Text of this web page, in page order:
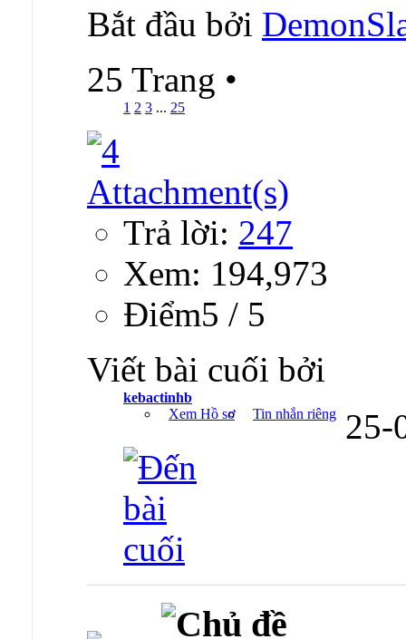
Bắt đầu bởi
25 Trang •
1 2 3 ... 25
Trả lời: 247
Xem: 194,973
Ðiểm5 / 5
Viết bài cuối bởi
kebactinhb
Xem Hồ sơ
Tin nhắn riêng 25-